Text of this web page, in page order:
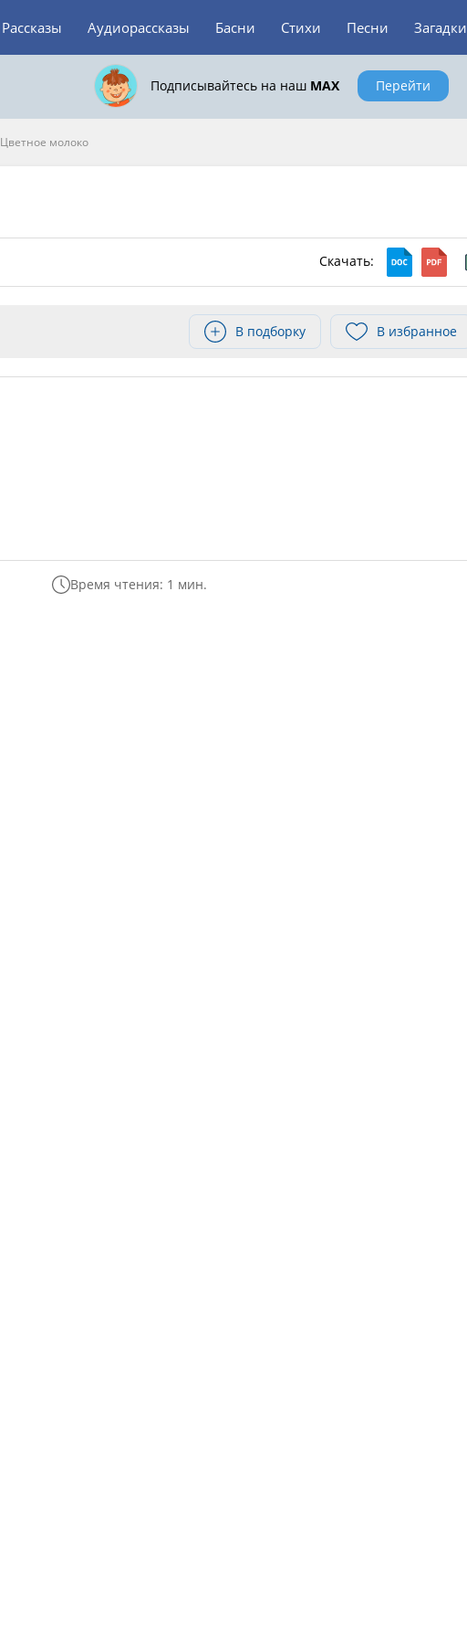
Рассказы Аудиорассказы Басни Стихи Песни Загадки
Подписывайтесь на наш MAX Перейти
Цветное молоко
Скачать:
В подборку В избранное
Время чтения: 1 мин.